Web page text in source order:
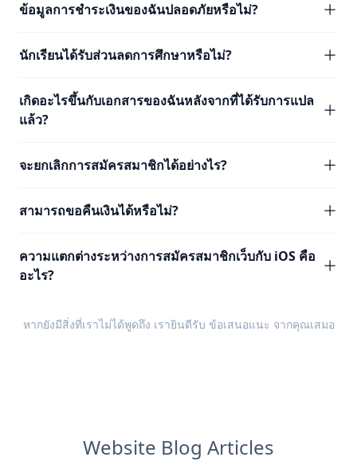
ข้อมูลการชำระเงินของฉันปลอดภัยหรือไม่?
นักเรียนได้รับส่วนลดการศึกษาหรือไม่?
เกิดอะไรขึ้นกับเอกสารของฉันหลังจากที่ได้รับการแปล
แล้ว?
จะยกเลิกการสมัครสมาชิกได้อย่างไร?
สามารถขอคืนเงินได้หรือไม่?
ความแตกต่างระหว่างการสมัครสมาชิกเว็บกับ iOS คือ
อะไร?
หากยังมีสิ่งที่เราไม่ได้พูดถึง เรายินดีรับ ข้อเสนอแนะ จากคุณเสมอ
Website Blog Articles